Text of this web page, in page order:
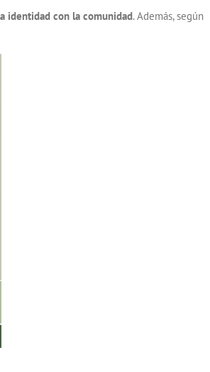
identidad con la comunidad. Además, según